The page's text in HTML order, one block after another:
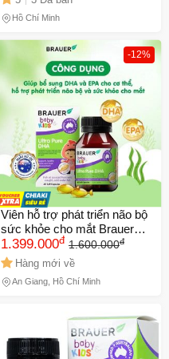
Hồ Chí Minh
-12%
Viên hỗ trợ phát triển não bộ
sức khỏe cho mắt Brauer
Baby & Kids Ultra Pure DHA
(60 viên)
1.399.000đ 1.600.000đ
Hàng mới về
An Giang, Hồ Chí Minh